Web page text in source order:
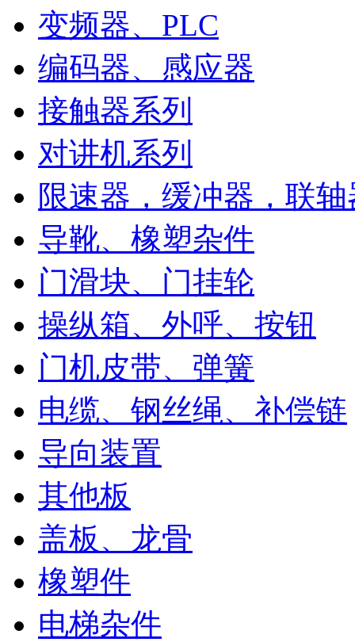
变频器、PLC
编码器、感应器
接触器系列
对讲机系列
限速器，缓冲器，联轴
导靴、橡塑杂件
门滑块、门挂轮
操纵箱、外呼、按钮
门机皮带、弹簧
电缆、钢丝绳、补偿链
导向装置
其他板
盖板、龙骨
橡塑件
电梯杂件